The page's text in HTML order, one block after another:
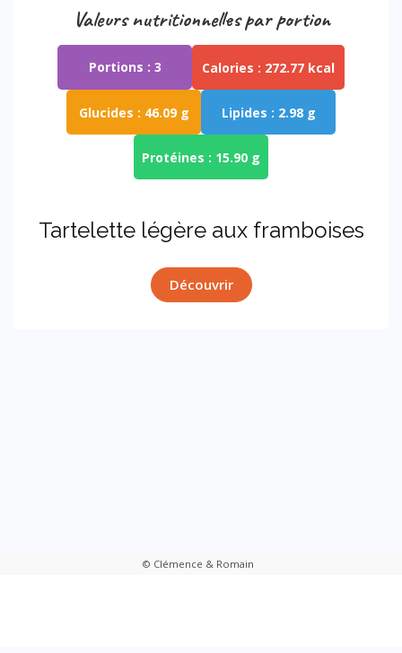
Valeurs nutritionnelles par portion
Portions : 3 Calories : 272.77 kcal
Glucides : 46.09 g Lipides : 2.98 g
Protéines : 15.90 g
tartelette légère aux framboises
Découvrir
© Clémence & Romain